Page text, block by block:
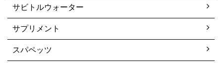
サビトルウォーター
サプリメント
スパペッツ